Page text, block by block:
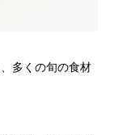
多くの旬の食材